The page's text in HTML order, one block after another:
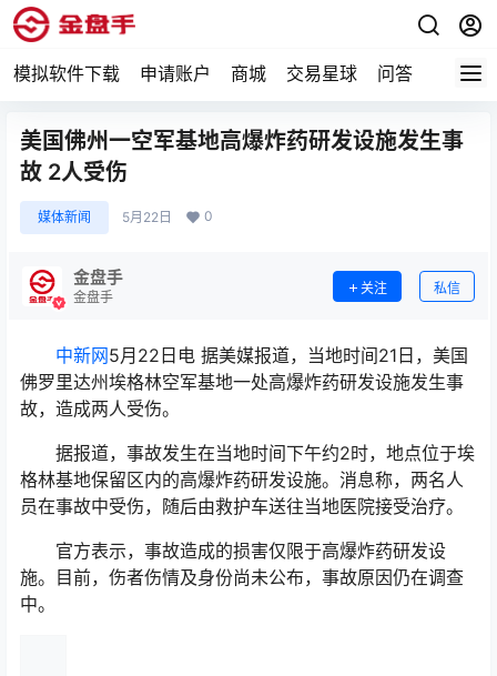
模拟软件下载 申请账户 商城 交易星球 问答 专题
美国佛州一空军基地高爆炸药研发设施发生事
故 2人受伤
媒体新闻 5月22日 0
金盘手
金盘手
关注 私信
中新网5月22日电 据美媒报道，当地时间21日，美国
佛罗里达州埃格林空军基地一处高爆炸药研发设施发生事
故，造成两人受伤。
据报道，事故发生在当地时间下午约2时，地点位于埃
格林基地保留区内的高爆炸药研发设施。消息称，两名人
员在事故中受伤，随后由救护车送往当地医院接受治疗。
官方表示，事故造成的损害仅限于高爆炸药研发设
施。目前，伤者伤情及身份尚未公布，事故原因仍在调查
中。